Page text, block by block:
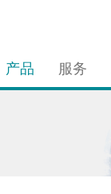
产品 服务